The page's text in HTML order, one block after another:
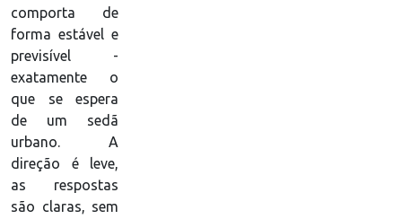
comporta de
forma estável e
previsível -
exatamente o
que se espera
de um sedã
urbano. A
direção é leve,
as respostas
são claras, sem